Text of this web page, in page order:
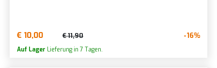
€ 10,00 € 11,90 -16%
Auf Lager Lieferung in 7 Tagen.